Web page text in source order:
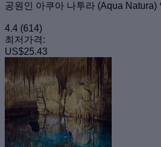
공원인 아쿠아 나투라 (Aqua Natura)
4.4 (614)
최저가격:
US$25.43